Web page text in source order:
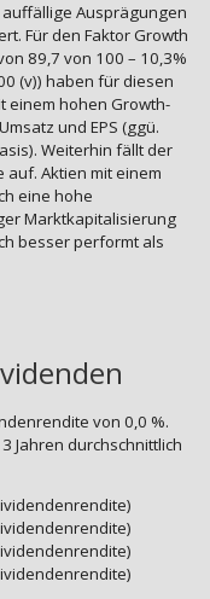
Ausprägungen
Für den Faktor Growth
89,7 von 100 – 10,3%
(v)) haben für diesen
einem hohen Growth-
und EPS (ggü.
Weiterhin fällt der
auf. Aktien mit einem
eine hohe
Marktkapitalisierung
besser performt als
von 0,0 %.
Jahren durchschnittlich